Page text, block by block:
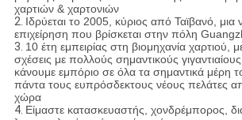
χαρτιών & χαρτονιών
2. Ιδρύεται το 2005, κύριος από Ταϊβανό, μια
επιχείρηση που βρίσκεται στην πόλη
3. 10 έτη εμπειρίας στη βιομηχανία χαρτιού,
σχέσεις με πολλούς σημαντικούς
κάνουμε εμπόριο σε όλα τα σημαντικά μέρη
πάντα τους ευπρόσδεκτους νέους πελάτες
χώρα
4. Είμαστε κατασκευαστής, χονδρέμπορος,